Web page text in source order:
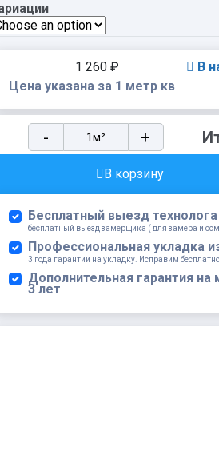
1 260 ₽
В
Цена указана за 1 метр кв
Тротуарная
плитка
Доска
Фактурная
600х200х60,
400х200х60
мм
на
- +
В корзину
Бесплатный выезд технолога
бесплатный выезд замерщика ( для замера и
Профессиональная укладка
3 года гарантии на укладку. Исправим
Дополнительная гарантия
3 лет